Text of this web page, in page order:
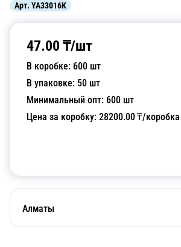
Арт. YA33016K
47.00 ₸/шт
В коробке: 600 шт
В упаковке: 50 шт
Минимальный опт: 600 шт
Цена за коробку: 28200.00₸/коробка
Алматы